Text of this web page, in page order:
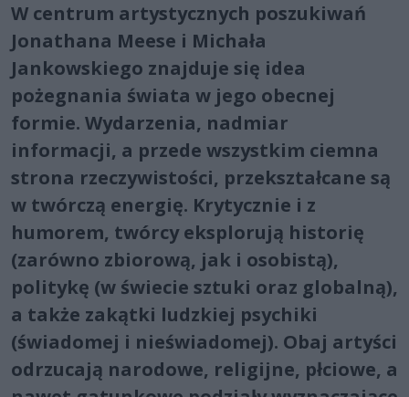
W centrum artystycznych poszukiwań
Jonathana Meese i Michała
Jankowskiego znajduje się idea
pożegnania świata w jego obecnej
formie. Wydarzenia, nadmiar
informacji, a przede wszystkim ciemna
strona rzeczywistości, przekształcane są
w twórczą energię. Krytycznie i z
humorem, twórcy eksplorują historię
(zarówno zbiorową, jak i osobistą),
politykę (w świecie sztuki oraz globalną),
a także zakątki ludzkiej psychiki
(świadomej i nieświadomej). Obaj artyści
odrzucają narodowe, religijne, płciowe, a